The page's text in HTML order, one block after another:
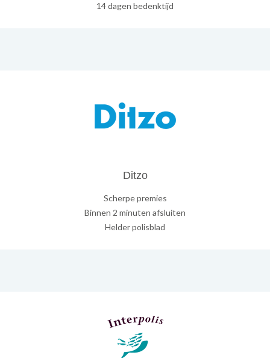
14 dagen bedenktijd
Ditzo
Scherpe premies
Binnen 2 minuten afsluiten
Helder polisblad